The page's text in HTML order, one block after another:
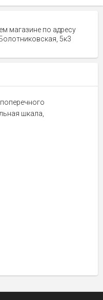
магазине по адресу
5к3
шкала,